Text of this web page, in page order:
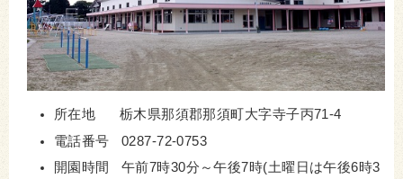
所在地 栃木県那須郡那須町大字寺子丙71-4
電話番号 0287-72-0753
開園時間 午前7時30分～午後7時(土曜日は午後6時3